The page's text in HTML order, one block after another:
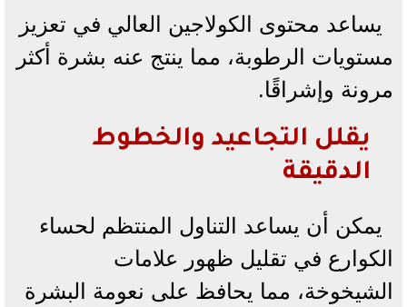
يساعد محتوى الكولاجين العالي في تعزيز
مستويات الرطوبة، مما ينتج عنه بشرة أكثر
مرونة وإشراقًا.
يقلل التجاعيد والخطوط
الدقيقة
يمكن أن يساعد التناول المنتظم لحساء
الكوارع في تقليل ظهور علامات
الشيخوخة، مما يحافظ على نعومة البشرة